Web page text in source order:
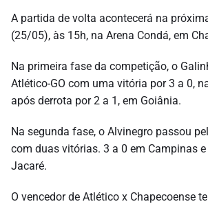
A partida de volta acontecerá na
(25/05), às 15h, na Arena Condá, em
Na primeira fase da competição, o
Atlético-GO com uma vitória por 3 a 0,
após derrota por 2 a 1, em Goiânia.
Na segunda fase, o Alvinegro passou
com duas vitórias. 3 a 0 em Campinas
Jacaré.
O vencedor de Atlético x Chapecoense